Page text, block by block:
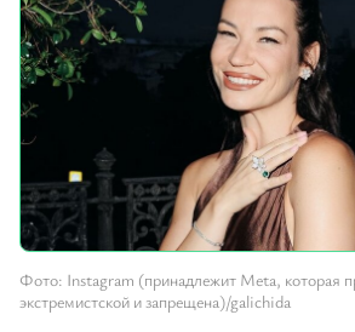
Фото: Instagram (принадлежит Meta, которая
экстремистcкой и запрещена)/galichida